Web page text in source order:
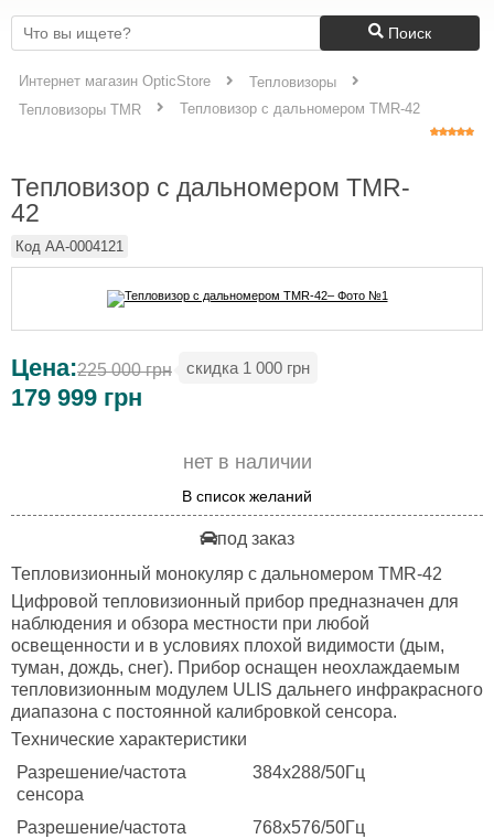
Поиск
Интернет магазин OpticStore
Тепловизоры
Тепловизоры TMR
Тепловизор с дальномером TMR-42
Тепловизор с дальномером TMR-
42
Код AA-0004121
Цена:225 000 грн скидка 1 000 грн
179 999 грн
нет в наличии
В список желаний
под заказ
Тепловизионный монокуляр с дальномером TMR-42
Цифровой тепловизионный прибор предназначен для
наблюдения и обзора местности при любой
освещенности и в условиях плохой видимости (дым,
туман, дождь, снег). Прибор оснащен неохлаждаемым
тепловизионным модулем ULIS дальнего инфракрасного
диапазона с постоянной калибровкой сенсора.
Технические характеристики
Разрешение/частота
сенсора
384х288/50Гц
Разрешение/частота
768х576/50Гц